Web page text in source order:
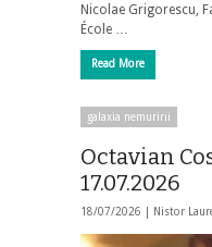
Nicolae Grigorescu,
École …
Read More
galaxia nemuririi
Octavian
17.07.2026
18/07/2026 | Nistor